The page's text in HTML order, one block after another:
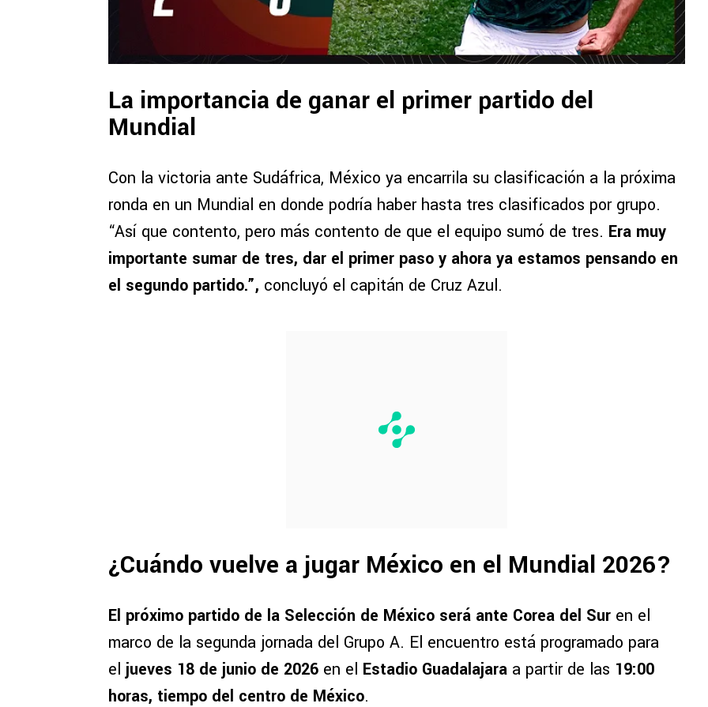
La importancia de ganar el primer partido del
Mundial
Con la victoria ante Sudáfrica, México ya encarrila su clasificación a la próxima
ronda en un Mundial en donde podría haber hasta tres clasificados por grupo.
“Así que contento, pero más contento de que el equipo sumó de tres. Era muy
importante sumar de tres, dar el primer paso y ahora ya estamos pensando en
el segundo partido.”, concluyó el capitán de Cruz Azul.
¿Cuándo vuelve a jugar México en el Mundial 2026?
El próximo partido de la Selección de México será ante Corea del Sur en el
marco de la segunda jornada del Grupo A. El encuentro está programado para
el jueves 18 de junio de 2026 en el Estadio Guadalajara a partir de las 19:00
horas, tiempo del centro de México.